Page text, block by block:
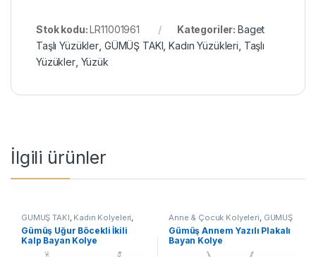
Stok kodu:LR11001961 Kategoriler: Baget
Taşlı Yüzükler GÜMÜŞ TAKI ,Kadın Yüzükleri Taşlı
Yüzükler, Yüzük
İlgili ürünler
GÜMÜŞ TAKI, Kadın Kolyeleri,
Kalpli Kolyeler ,Kolye
Gümüş Uğur Böcekli İkili
Kalp Bayan Kolye
Anne & Çocuk Kolyeleri, GÜMÜŞ
TAKI Kadın Kolyeleri Kolye
Gümüş Annem Yazılı Plakalı
Bayan Kolye